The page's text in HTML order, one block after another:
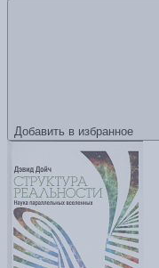
Добавить в избранное